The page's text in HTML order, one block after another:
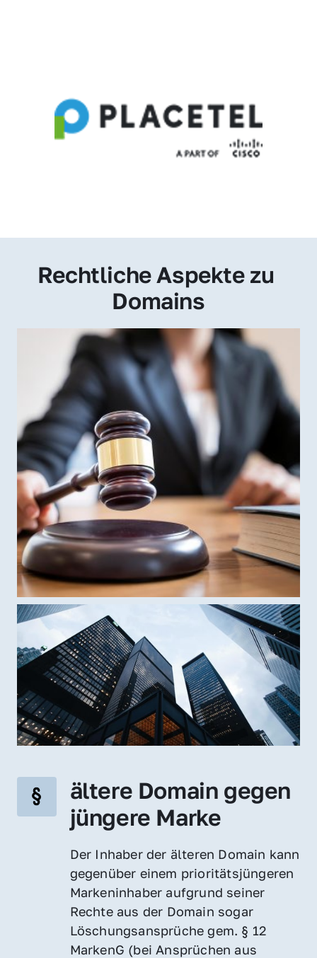
Rechtliche Aspekte zu
Domains
ältere Domain gegen
jüngere Marke
Der Inhaber der älteren Domain kann
gegenüber einem prioritätsjüngeren
Markeninhaber aufgrund seiner
Rechte aus der Domain sogar
Löschungsansprüche gem. § 12
MarkenG (bei Ansprüchen aus